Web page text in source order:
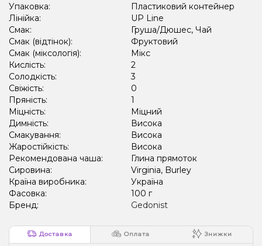
Упаковка:
Пластиковий контейнер
Лінійка:
UP Line
Смак:
Груша/Дюшес, Чай
Смак (відтінок):
Фруктовий
Смак (міксологія):
Мікс
Кислість:
2
Солодкість:
3
Свіжість:
0
Пряність:
1
Міцність:
Міцний
Димність:
Висока
Смакування:
Висока
Жаростійкість:
Висока
Рекомендована чаша:
Глина прямоток
Сировина:
Virginia, Burley
Країна виробника:
Україна
Фасовка:
100 г
Бренд:
Gedonist
Доставка Оплата Знижки